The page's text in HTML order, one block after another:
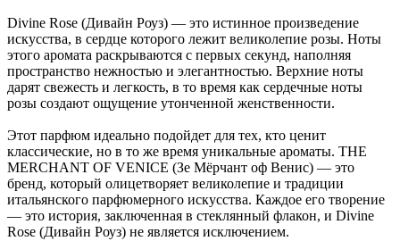
Divine Rose (Дивайн Роуз) — это истинное произведение
искусства, в сердце которого лежит великолепие розы. Ноты
этого аромата раскрываются с первых секунд, наполняя
пространство нежностью и элегантностью. Верхние ноты
дарят свежесть и легкость, в то время как сердечные ноты
розы создают ощущение утонченной женственности.
Этот парфюм идеально подойдет для тех, кто ценит
классические, но в то же время уникальные ароматы. THE
MERCHANT OF VENICE (Зе Мёрчант оф Венис) — это
бренд, который олицетворяет великолепие и традиции
итальянского парфюмерного искусства. Каждое его творение
— это история, заключенная в стеклянный флакон, и Divine
Rose (Дивайн Роуз) не является исключением.